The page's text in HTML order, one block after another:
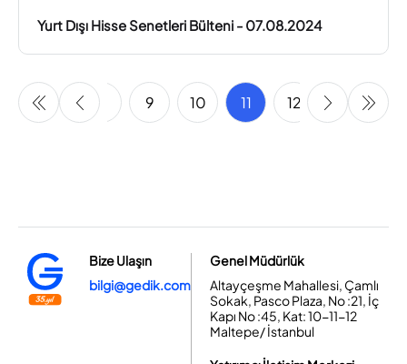
Yurt Dışı Hisse Senetleri Bülteni - 07.08.2024
8 9 10 11 12 13 14
Bize Ulaşın
bilgi@gedik.com
Genel Müdürlük
Altayçeşme Mahallesi, Çamlı
Sokak, Pasco Plaza, No :21, İç
Kapı No :45, Kat: 10-11-12
Maltepe/ İstanbul